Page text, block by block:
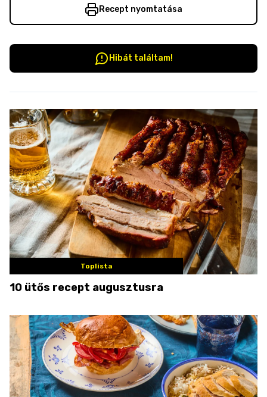
Recept nyomtatása
Hibát találtam!
Toplista
10 ütős recept augusztusra